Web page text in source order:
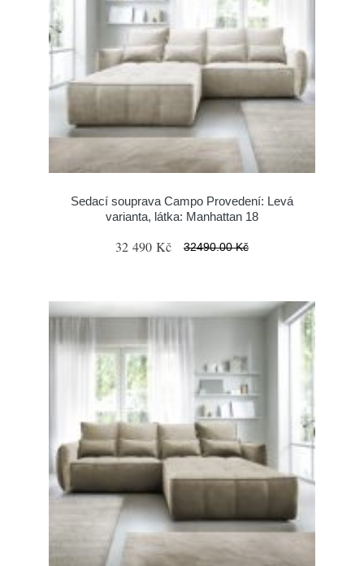
Sedací souprava Campo Provedení: Levá
varianta, látka: Manhattan 18
32 490 Kč 32490.00 Kč